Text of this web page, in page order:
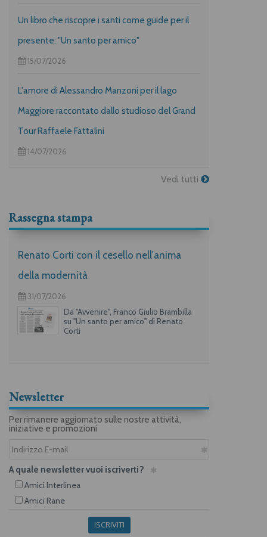
Un libro che riscopre i santi come guide per il
presente: "Un santo per amico"
15/07/2026
L'amore di Alessandro Manzoni per il lago
Maggiore raccontato dallo studioso del Grand
Tour Raffaele Fattalini
14/07/2026
Vedi tutti
Rassegna stampa
Renato Corti con il cesello nell'anima
della modernità
31/07/2026
Da "Avvenire", Franco Giulio Brambilla
su "Un santo per amico" di Renato
Corti
Newsletter
Per rimanere aggiornato sulle nostre attività,
iniziative e promozioni
A quale newsletter vuoi iscriverti?
Amici Interlinea
Amici Rane
ISCRIVITI